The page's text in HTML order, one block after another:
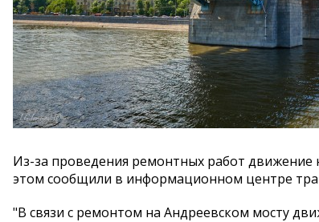
Из-за проведения ремонтных работ движение
этом сообщили в информационном центре
"В связи с ремонтом на Андреевском мосту